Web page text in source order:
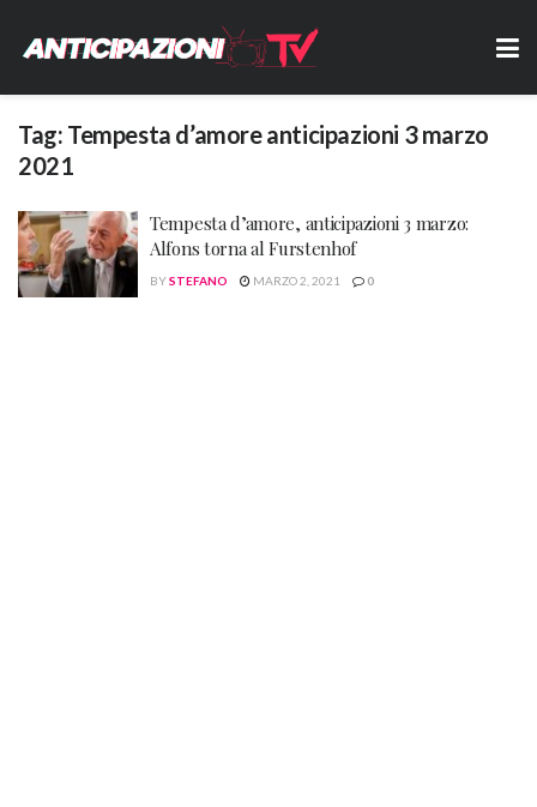
Tag: Tempesta d’amore anticipazioni 3 marzo
2021
Tempesta d’amore, anticipazioni 3 marzo:
Alfons torna al Furstenhof
BYSTEFANO MARZO 2, 2021 0